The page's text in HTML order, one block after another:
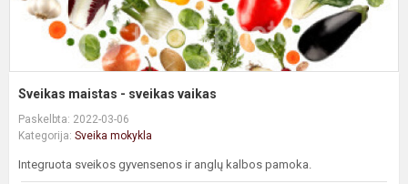
Sveikas maistas - sveikas vaikas
Paskelbta: 2022-03-06
Kategorija: Sveika mokykla
Integruota sveikos gyvensenos ir anglų kalbos pamoka.